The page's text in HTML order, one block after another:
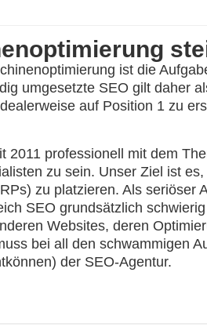
ist die
umgesetzte SEO gilt daher
auf Position 1 zu
2011 professionell mit dem
zu sein. Unser Ziel ist
zu platzieren. Als
SEO grundsätzlich
Websites, deren
bei all den schwammigen
der SEO-Agentur.